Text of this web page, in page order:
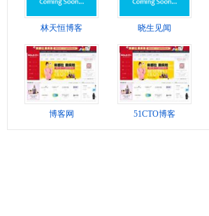
林天恒博客 晓生见闻
博客网 51CTO博客